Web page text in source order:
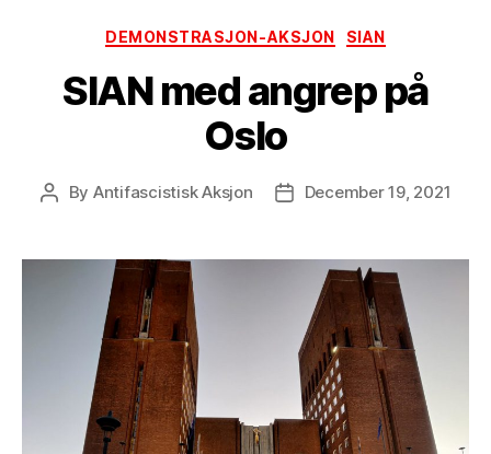
Categories
DEMONSTRASJON-AKSJON SIAN
SIAN med angrep på
Oslo
Post
By Antifascistisk Aksjon
PostDecember 19, 2021